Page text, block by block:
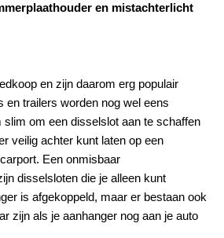
en mistachterlicht
en zijn daarom erg populair
en trailers worden nog wel eens
slim om een disselslot aan te schaffen
veilig achter kunt laten op een
Een onmisbaar
disselsloten die je alleen kunt
is afgekoppeld, maar er bestaan ook
zijn als je aanhanger nog aan je auto